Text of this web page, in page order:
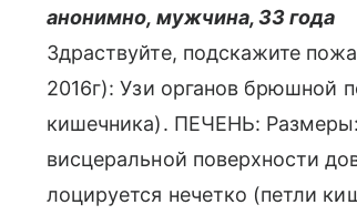
анонимно, мужчина, 33 года
Здраствуйте, подскажите
2016г): Узи органов брюшной
кишечника). ПЕЧЕНЬ:
висцеральной поверхности
лоцируется нечетко (петли